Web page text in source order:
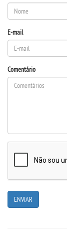
UNIESP NEWS
REGULAMENTOS
REGIMENTOS
RELATÓRIOS
E-mail
Comentário